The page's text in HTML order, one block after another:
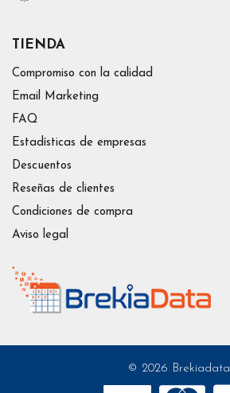
TIENDA
Compromiso con la calidad
Email Marketing
FAQ
Estadísticas de empresas
Descuentos
Reseñas de clientes
Condiciones de compra
Aviso legal
© 2026 Brekiadata